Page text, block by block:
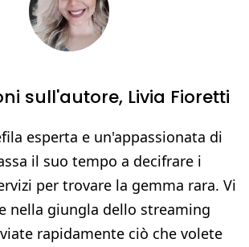
sull'autore, Livia Fioretti
esperta e un'appassionata di
il suo tempo a decifrare i
per trovare la gemma rara. Vi
nella giungla dello streaming
rapidamente ciò che volete